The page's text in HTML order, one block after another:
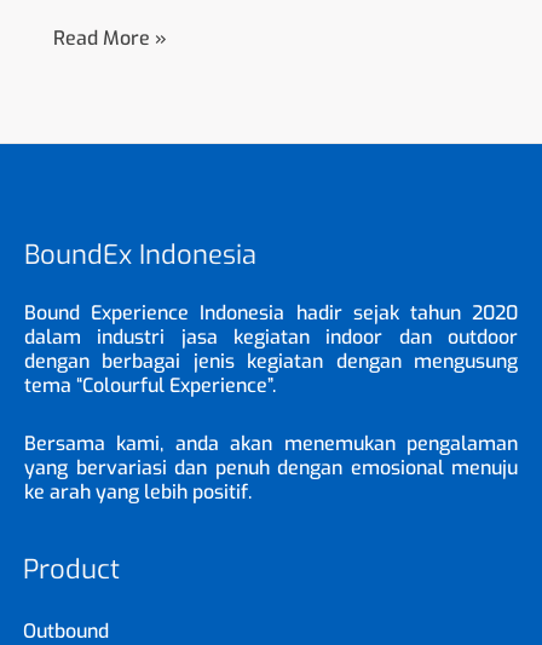
Read More »
BoundEx Indonesia
Bound Experience Indonesia hadir sejak tahun 2020
dalam industri jasa kegiatan indoor dan outdoor
dengan berbagai jenis kegiatan dengan mengusung
tema “Colourful Experience”.
Bersama kami, anda akan menemukan pengalaman
yang bervariasi dan penuh dengan emosional menuju
ke arah yang lebih positif.
Product
Outbound